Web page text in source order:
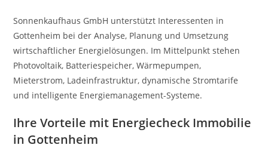
Sonnenkaufhaus GmbH unterstützt Interessenten in
Gottenheim bei der Analyse, Planung und Umsetzung
wirtschaftlicher Energielösungen. Im Mittelpunkt stehen
Photovoltaik, Batteriespeicher, Wärmepumpen,
Mieterstrom, Ladeinfrastruktur, dynamische Stromtarife
und intelligente Energiemanagement-Systeme.
Ihre Vorteile mit Energiecheck Immobilie
in Gottenheim